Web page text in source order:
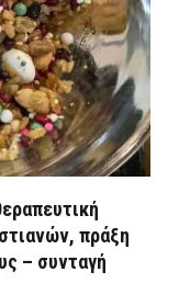
πράξη
– συνταγή